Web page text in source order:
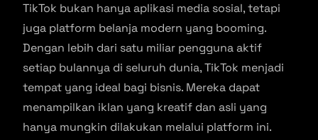
TikTok bukan hanya aplikasi media sosial, tetapi
juga platform belanja modern yang booming.
Dengan lebih dari satu miliar pengguna aktif
setiap bulannya di seluruh dunia, TikTok menjadi
tempat yang ideal bagi bisnis. Mereka dapat
menampilkan iklan yang kreatif dan asli yang
hanya mungkin dilakukan melalui platform ini.